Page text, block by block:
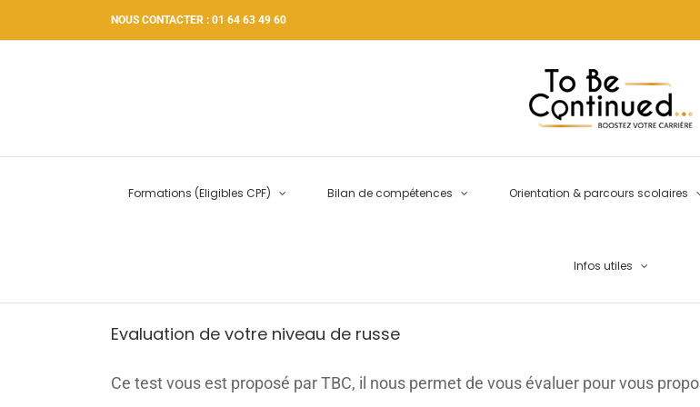
NOUS CONTACTER : 01 64 63 49 60
Formations (Eligibles CPF) Bilan de compétences Orientation & parcours scolaires
Infos utiles
Evaluation de votre niveau de russe
Ce test vous est proposé par TBC, il nous permet de vous évaluer pour vous